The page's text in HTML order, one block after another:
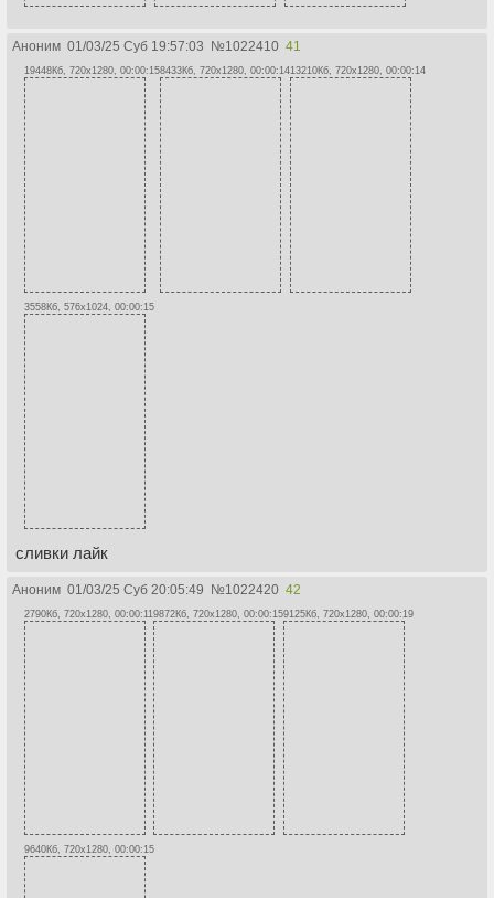
Аноним 01/03/25 Суб 19:57:03 №1022410 41
19448Кб, 720x1280, 00:00:158433Кб, 720x1280, 00:00:1413210Кб, 720x1280, 00:00:14
3558Кб, 576x1024, 00:00:15
сливки лайк
Аноним 01/03/25 Суб 20:05:49 №1022420 42
2790Кб, 720x1280, 00:00:11 9872Кб, 720x1280, 00:00:159125Кб, 720x1280, 00:00:19
9640Кб, 720x1280, 00:00:15